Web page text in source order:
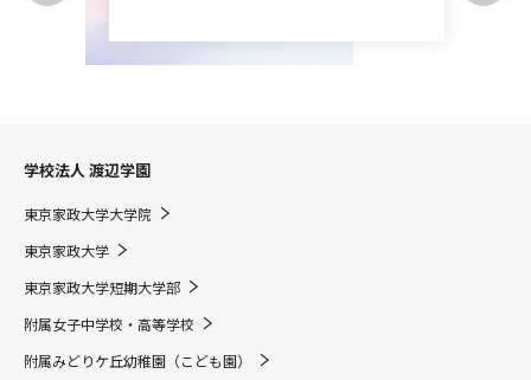
学校法人 渡辺学園
東京家政大学大学院
東京家政大学
東京家政大学短期大学部
附属女子中学校・高等学校
附属みどりケ丘幼稚園（こども園）